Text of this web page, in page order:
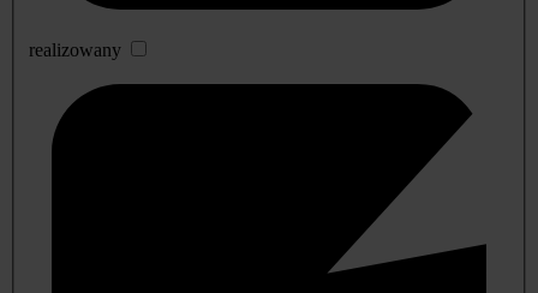
realizowany